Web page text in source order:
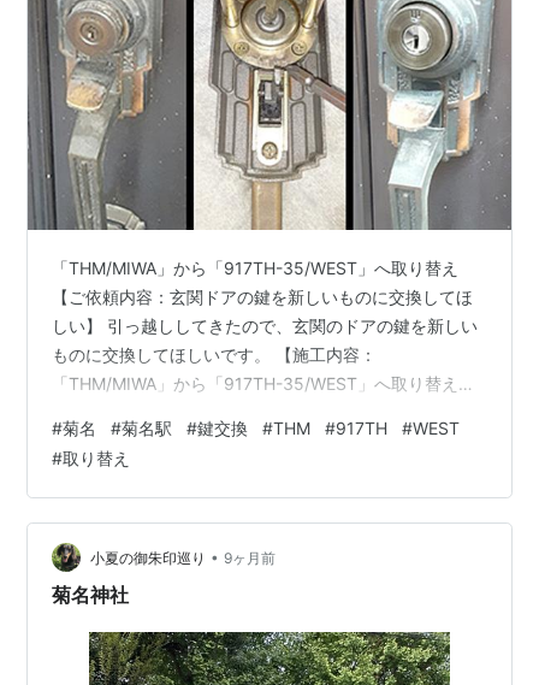
駅…新横浜駅 ←「菊名駅」→大口駅−東神奈川駅
■ 京浜東北線 根岸線直通（東神奈川以遠）…(至・
大船駅 磯子駅 桜木町駅 横浜駅 )
○ リスト ： 駅キーワード
○
リスト： 駅つきキーワード
「THM/MIWA」から「917TH-35/WEST」へ取り替え
【ご依頼内容：玄関ドアの鍵を新しいものに交換してほ
しい】 引っ越ししてきたので、玄関のドアの鍵を新しい
ものに交換してほしいです。 【施工内容：
「THM/MIWA」から「917TH-35/WEST」へ取り替え】
タイプのディスクシリンダー「THM」です。 なお、こち
らの鍵は、鍵穴から不正解錠できてしまう鍵なので、
2001年に廃盤になりました。 上下に鍵があり、今回は下
側をWESTのディンプルキー「917TH-35」に交換してい
きます。 室内側のネジを緩めて取っ手を外し、さらに
室…
#菊名 #菊名駅 #鍵交換 #THM #917TH #WEST
#取り替え
小夏の御朱印巡り • 9ヶ月前
菊名神社